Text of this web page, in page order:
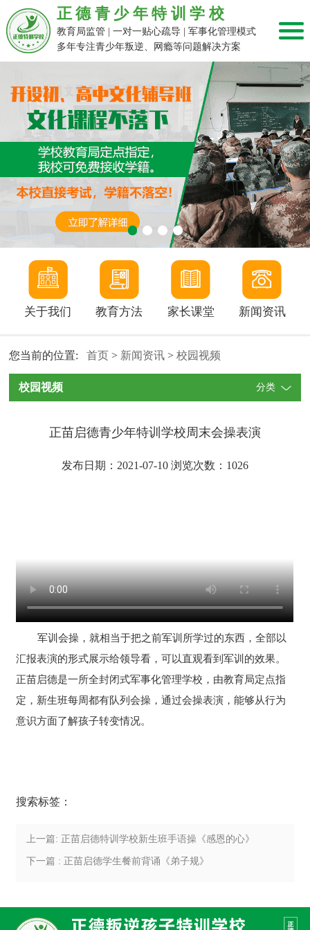
正德青少年特训学校
教育局监管 | 一对一贴心疏导 | 军事化管理模式
多年专注青少年叛逆、网瘾等问题解决方案
关于我们 教育方法 家长课堂 新闻资讯
您当前的位置:首页 > 新闻资讯 >校园视频
校园视频 分类
正苗启德青少年特训学校周末会操表演
发布日期：2021-07-10 浏览次数： 1026
军训会操，就相当于把之前军训所学过的东西，全部以
汇报表演的形式展示给领导看，可以直观看到军训的效果。
正苗启德是一所全封闭式军事化管理学校，由教育局定点指
定，新生班每周都有队列会操，通过会操表演，能够从行为
意识方面了解孩子转变情况。
搜索标签：
上一篇: 正苗启德特训学校新生班手语操《感恩的心》
下一篇 : 正苗启德学生餐前背诵《弟子规》